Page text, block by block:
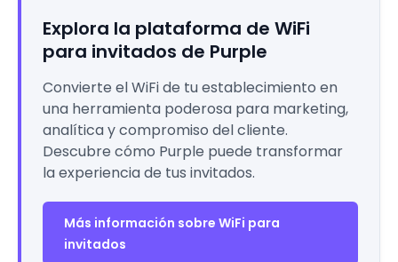
Explora la plataforma de WiFi
para invitados de Purple
Convierte el WiFi de tu establecimiento en
una herramienta poderosa para marketing,
analítica y compromiso del cliente.
Descubre cómo Purple puede transformar
la experiencia de tus invitados.
Más información sobre WiFi para
invitados